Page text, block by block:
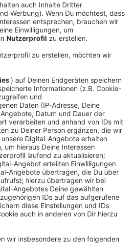
Mokaby
und mehrfach mit Platin
aus Hamburg ist erstmalig in
Warm-Up ab 19.00 Uhr
After-Show Party mit
EXPERIENCE – Die Taylor
Highlight für alle Fans
DieTaylor Experience , eine
aus dem Jahr 2024, bringt die
nach Ochtrup.
überzeugt mit Stimme,
– begleitet von einer
und zwei professionellen